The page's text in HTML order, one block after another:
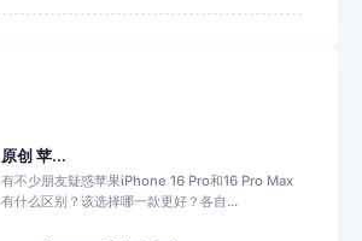
原创 苹...
有不少朋友疑惑苹果iPhone 16 Pro和16 Pro Max
有什么区别？该选择哪一款更好？各自...